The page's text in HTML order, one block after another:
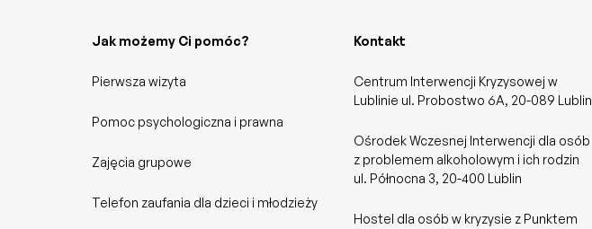
Jak możemy Ci pomóc?
Pierwsza wizyta
Pomoc psychologiczna i prawna
Zajęcia grupowe
Telefon zaufania dla dzieci i młodzieży
Kontakt
Centrum Interwencji Kryzysowej w
Lublinie ul. Probostwo 6A, 20-089 Lublin
Ośrodek Wczesnej Interwencji dla osób
z problemem alkoholowym i ich rodzin
ul. Północna 3, 20-400 Lublin
Hostel dla osób w kryzysie z Punktem